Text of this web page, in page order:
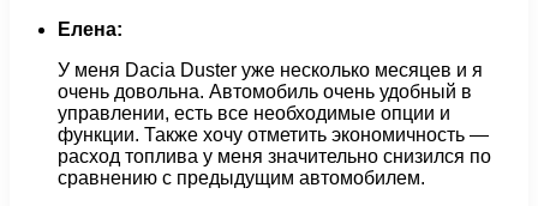
Елена:
У меня Dacia Duster уже несколько месяцев и я
очень довольна. Автомобиль очень удобный в
управлении, есть все необходимые опции и
функции. Также хочу отметить экономичность —
расход топлива у меня значительно снизился по
сравнению с предыдущим автомобилем.